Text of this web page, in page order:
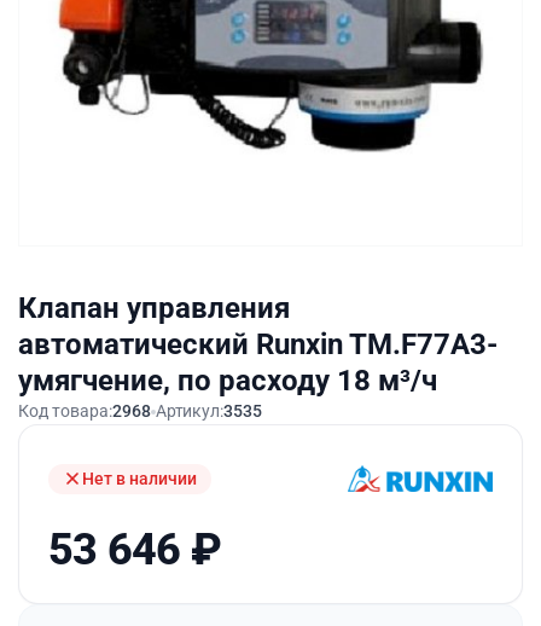
Клапан управления
автоматический Runxin TM.F77A3-
умягчение, по расходу 18 м³/ч
Код товара:2968 Артикул:3535
Нет в наличии
53 646 ₽